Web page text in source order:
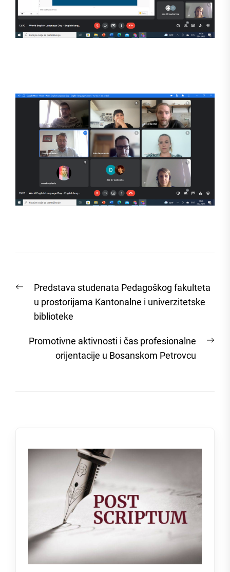
navigation
Previous
post:
Predstava studenata Pedagoškog fakulteta
u prostorijama Kantonalne i univerzitetske
biblioteke
Promotivne aktivnosti i čas profesionalne
orijentacije u Bosanskom Petrovcu